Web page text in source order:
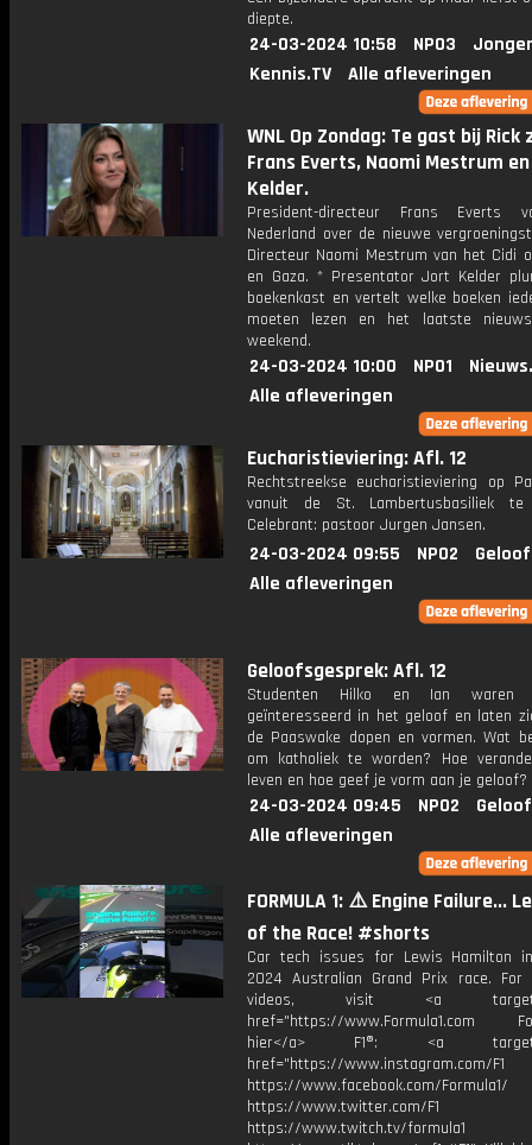
diepte.
24-03-2024 10:58 NPO3
Kennis.TV
Alle afleveringen
WNL Op Zondag: Te gast bij Rick
Frans Everts, Naomi Mestrum
Kelder.
President-directeur Frans Everts
Nederland over de nieuwe
Directeur Naomi Mestrum van het Cidi
en Gaza. * Presentator Jort Kelder
boekenkast en vertelt welke boeken
moeten lezen en het laatste
weekend.
24-03-2024 10:00 NPO1
Alle afleveringen
Eucharistieviering: Afl. 12
Rechtstreekse eucharistieviering op
vanuit de St. Lambertusbasiliek te
Celebrant: pastoor Jurgen Jansen.
24-03-2024 09:55 NPO2
Alle afleveringen
Geloofsgesprek: Afl. 12
Studenten Hilko en Ian
geïnteresseerd in het geloof en laten
de Paaswake dopen en vormen. Wat
om katholiek te worden? Hoe
leven en hoe geef je vorm aan je geloof?
24-03-2024 09:45 NPO2
Alle afleveringen
FORMULA 1: ⚠️ Engine Failure...
of the Race! #shorts
Car tech issues for Lewis Hamilton
2024 Australian Grand Prix race. For
videos, visit <a
href="https://www.Formula1.com
hier</a> F1®: <a
href="https://www.instagram.com/F1
https://www.facebook.com/Formula1/
https://www.twitter.com/F1
https://www.twitch.tv/formula1